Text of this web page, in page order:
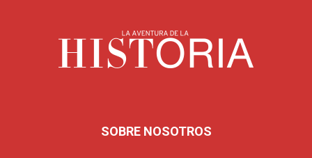
SOBRE NOSOTROS